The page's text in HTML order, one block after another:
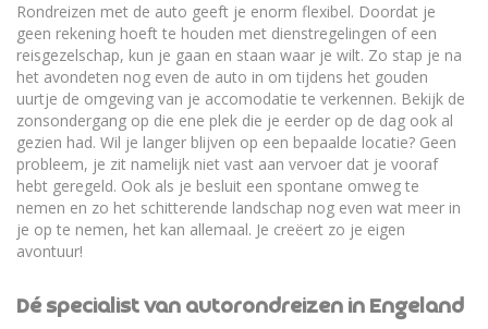
Rondreizen met de auto geeft je enorm flexibel. Doordat je
geen rekening hoeft te houden met dienstregelingen of een
reisgezelschap, kun je gaan en staan waar je wilt. Zo stap je na
het avondeten nog even de auto in om tijdens het gouden
uurtje de omgeving van je accomodatie te verkennen. Bekijk de
zonsondergang op die ene plek die je eerder op de dag ook al
gezien had. Wil je langer blijven op een bepaalde locatie? Geen
probleem, je zit namelijk niet vast aan vervoer dat je vooraf
hebt geregeld. Ook als je besluit een spontane omweg te
nemen en zo het schitterende landschap nog even wat meer in
je op te nemen, het kan allemaal. Je creëert zo je eigen
avontuur!
Dé specialist van autorondreizen in Engeland